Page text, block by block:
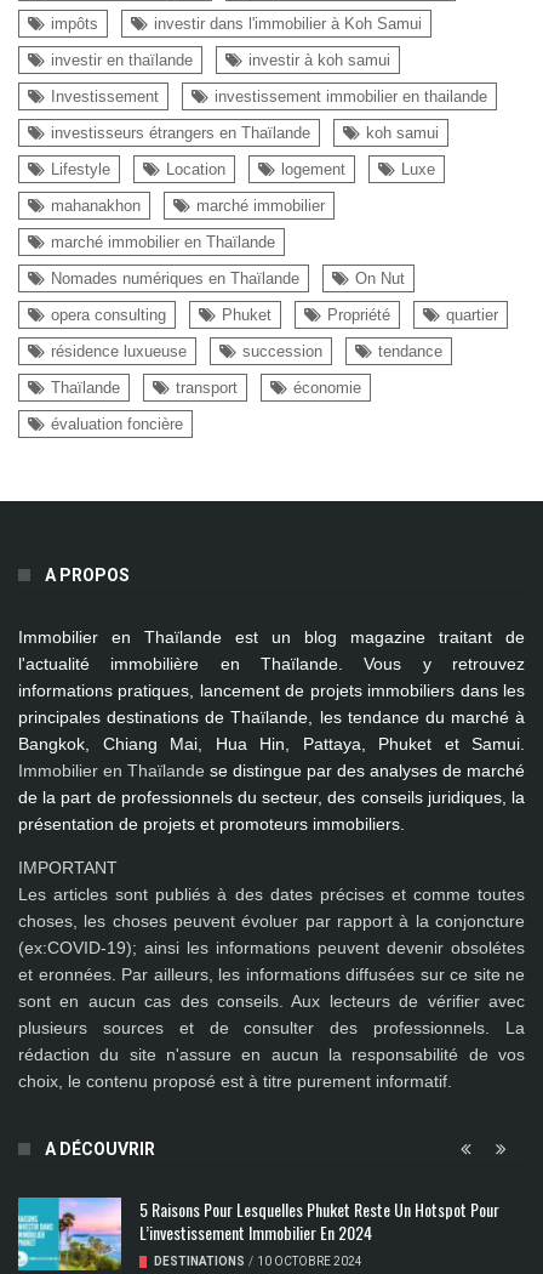
impôts
investir dans l'immobilier à Koh Samui
investir en thaïlande
investir à koh samui
Investissement
investissement immobilier en thailande
investisseurs étrangers en Thaïlande
koh samui
Lifestyle
Location logement
Luxe
mahanakhon
marché immobilier
marché immobilier en Thaïlande
Nomades numériques en Thaïlande
On Nut
opera consulting
Phuket Propriété
quartier
résidence luxueuse
succession
tendance
Thaïlande
transport
économie
évaluation foncière
A PROPOS
Immobilier en Thaïlande est un blog magazine traitant de
l'actualité immobilière en Thaïlande. Vous y retrouvez
informations pratiques, lancement de projets immobiliers dans les
principales destinations de Thaïlande, les tendance du marché à
Bangkok, Chiang Mai, Hua Hin, Pattaya, Phuket et Samui
Immobilier en Thaïlande se distingue par des analyses de marché
de la part de professionnels du secteur, des conseils juridiques, la
présentation de projets et promoteurs immobiliers.
IMPORTANT
Les articles sont publiés à des dates précises et comme toutes
choses, les choses peuvent évoluer par rapport à la conjoncture
(ex:COVID-19); ainsi les informations peuvent devenir obsolétes
et eronnées. Par ailleurs, les informations diffusées sur ce site ne
sont en aucun cas des conseils. Aux lecteurs de vérifier avec
plusieurs sources et de consulter des professionnels. La
rédaction du site n'assure en aucun la responsabilité de vos
choix, le contenu proposé est à titre purement informatif.
A DÉCOUVRIR
5 Raisons Pour Lesquelles Phuket Reste Un Hotspot Pour
L’investissement Immobilier En 2024
DESTINATIONS / 10 OCTOBRE 2024